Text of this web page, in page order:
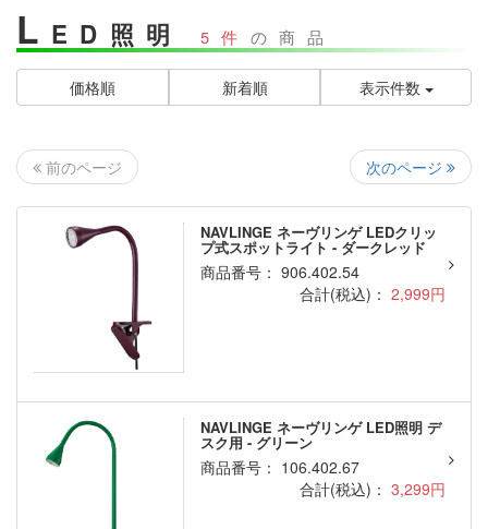
L ED照明5件 の商品
価格順 新着順 表示件数
前のページ 次のページ
NAVLINGE ネーヴリンゲ LEDクリッ
プ式スポットライト - ダークレッド
商品番号： 906.402.54
合計(税込)： 2,999円
NAVLINGE ネーヴリンゲ LED照明 デ
スク用 - グリーン
商品番号： 106.402.67
合計(税込)： 3,299円